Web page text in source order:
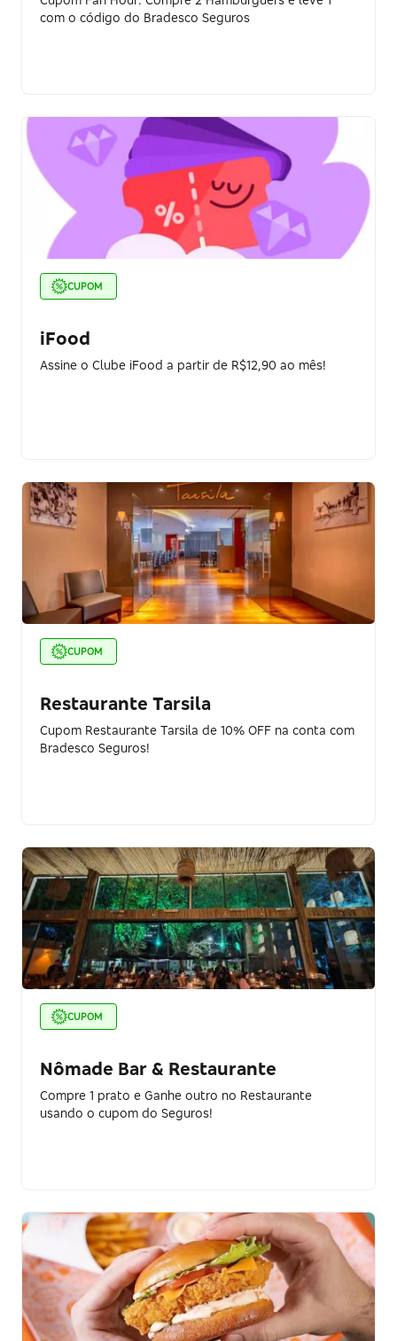
com o código do Bradesco Seguros
CUPOM
iFood
Assine o Clube iFood a partir de R$12,90 ao mês!
CUPOM
Restaurante Tarsila
Cupom Restaurante Tarsila de 10% OFF na conta com
Bradesco Seguros!
CUPOM
Nômade Bar & Restaurante
Compre 1 prato e Ganhe outro no Restaurante
usando o cupom do Seguros!